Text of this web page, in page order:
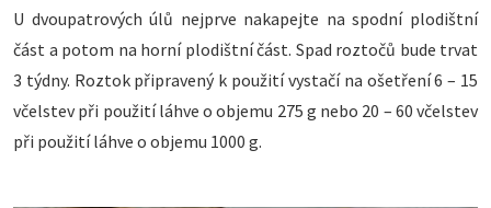
U dvoupatrových úlů nejprve nakapejte na spodní plodištní
část a potom na horní plodištní část. Spad roztočů bude trvat
3 týdny. Roztok připravený k použití vystačí na ošetření 6 – 15
včelstev při použití láhve o objemu 275 g nebo 20 – 60 včelstev
při použití láhve o objemu 1000 g.